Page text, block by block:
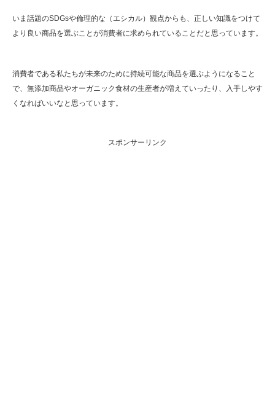
いま話題のSDGsや倫理的な（エシカル）観点からも、正しい知識をつけて
より良い商品を選ぶことが消費者に求められていることだと思っています。
消費者である私たちが未来のために持続可能な商品を選ぶようになること
で、無添加商品やオーガニック食材の生産者が増えていったり、入手しやす
くなればいいなと思っています。
スポンサーリンク